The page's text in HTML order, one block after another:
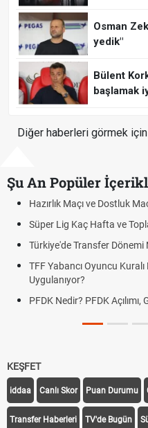
Osman
yedik"
Bülent
başlamak
Diğer haberleri görmek için
Şu An Popüler
Maçı ve Dostluk Maçı Nedir?
Lig Kaç Hafta ve Toplam Kaç
Transfer Dönemi Ne Zaman
Oyuncu Kuralı Nedir?
Nedir? PFDK Açılımı, Görevleri
KEŞFET
iddaa Canlı Skor Puan Durumu